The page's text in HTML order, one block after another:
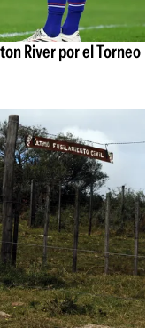
River por el Torneo